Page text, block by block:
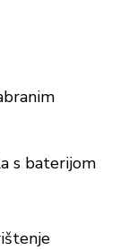
s baterijom